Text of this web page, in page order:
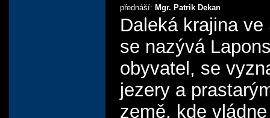
přednáší: Mgr. Patrik Dekan
Daleká krajina
se nazývá
obyvatel, se
jezery a
země, kde